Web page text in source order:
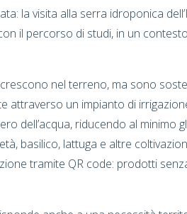
la visita alla serra idroponica
il percorso di studi, in un
nel terreno, ma sono
attraverso un impianto di
dell’acqua, riducendo al minimo
basilico, lattuga e altre
tramite QR code: prodotti